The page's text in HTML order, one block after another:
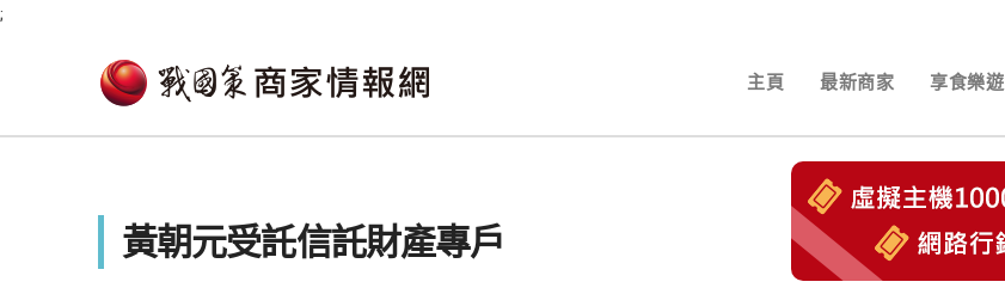
;
主頁 最新商家 享食樂遊
黃朝元受託信託財產專戶